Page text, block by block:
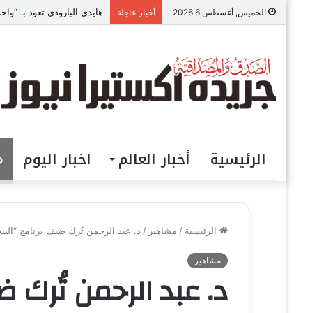
الخميس, أغسطس 6 2026 أخبار عاجلة هايدي البارودي تعود بـ
الرئيسية أخبار العالم اخبار اليوم
الرئيسية / مشاهير / د. عبد الرحمن تُرك ضيف برنامج
مشاهير
د. عبد الرحمن تُرك